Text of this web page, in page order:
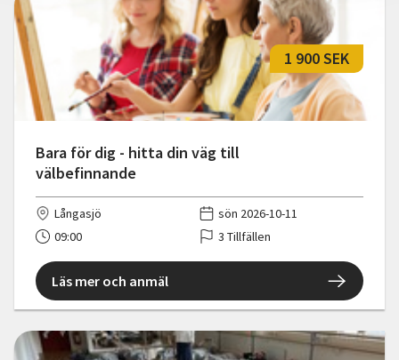
Bara för dig - hitta din väg till
välbefinnande
1 900 SEK
Långasjö
sön 2026-10-11
09:00
3 Tillfällen
Läs mer och anmäl